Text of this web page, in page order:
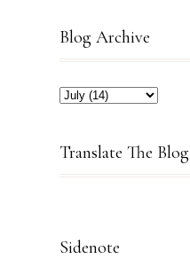
Blog Archive
Translate The Blog
Sidenote